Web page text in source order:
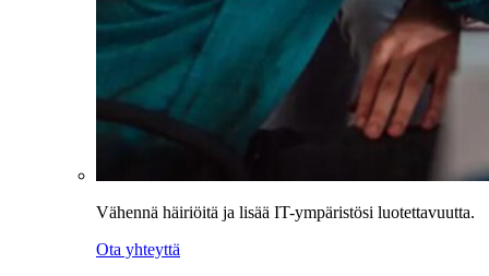
Vähennä häiriöitä ja lisää IT-ympäristösi luotettavuutta.
Ota yhteyttä